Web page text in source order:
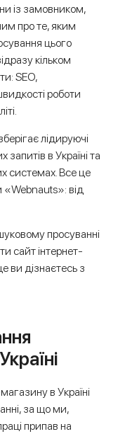
із замовником,
про те, яким
цього
кільком
SEO,
роботи
лідируючі
запитів в Україні та
системах. Все це
«Webnauts»: від
просуванні
сайт інтернет-
ви дізнаєтесь з
в Україні
за що ми,
припав на